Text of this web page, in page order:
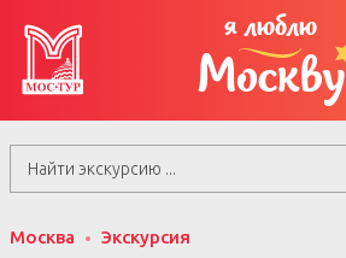
я люблю
Москву
Москва Экскурсия